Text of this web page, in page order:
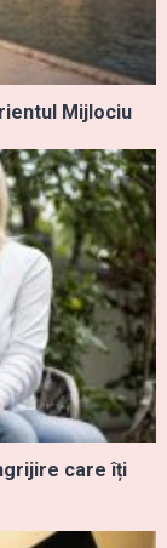
Mijlociu
care îți